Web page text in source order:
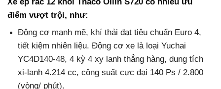
điểm vượt trội, như:
Động cơ mạnh mẽ, khí thải đạt tiêu chuẩn Euro 4,
tiết kiệm nhiên liệu. Động cơ xe là loại Yuchai
YC4D140-48, 4 kỳ 4 xy lanh thẳng hàng, dung tích
xi-lanh 4.214 cc, công suất cực đại 140 Ps / 2.800
(vòng/ phút).